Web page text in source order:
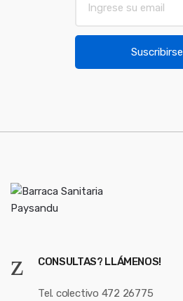
l
a
l
Suscribirse
CONSULTAS? LLÁMENOS!
Tel. colectivo 472 26775